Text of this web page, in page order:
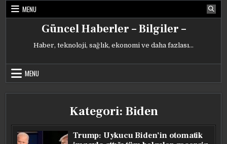
Skip
MENU
Güncel Haberler – Bilgiler –
Haber, teknoloji, sağlık, ekonomi ve daha fazlası…
MENU
Kategori: Biden
Trump: Uykucu Biden’in otomatik